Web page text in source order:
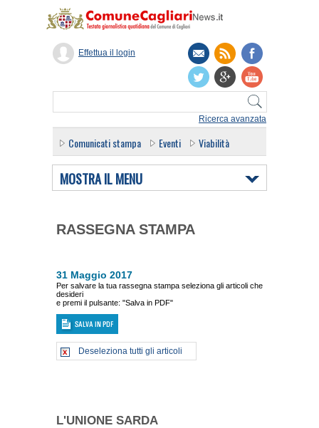
Ricerca avanzata
Effettua il login
Comunicati stampa Eventi Viabilità
MOSTRA IL MENU
RASSEGNA STAMPA
31 Maggio 2017
Per salvare la tua rassegna stampa seleziona gli articoli che
desideri
e premi il pulsante: "Salva in PDF"
Deseleziona tutti gli articoli
L'UNIONE SARDA